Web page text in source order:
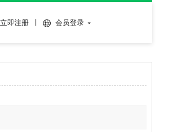
立即注册 会员登录